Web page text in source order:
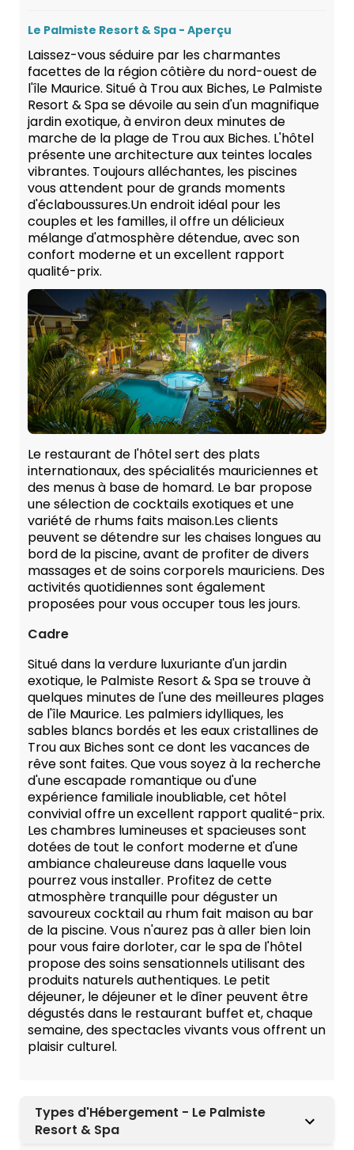
Le Palmiste Resort & Spa - Aperçu
Laissez-vous séduire par les charmantes
facettes de la région côtière du nord-ouest de
l'île Maurice. Situé à Trou aux Biches, Le Palmiste
Resort & Spa se dévoile au sein d'un magnifique
jardin exotique, à environ deux minutes de
marche de la plage de Trou aux Biches. L'hôtel
présente une architecture aux teintes locales
vibrantes. Toujours alléchantes, les piscines
vous attendent pour de grands moments
d'éclaboussures.Un endroit idéal pour les
couples et les familles, il offre un délicieux
mélange d'atmosphère détendue, avec son
confort moderne et un excellent rapport
qualité-prix.
Le restaurant de l'hôtel sert des plats
internationaux, des spécialités mauriciennes et
des menus à base de homard. Le bar propose
une sélection de cocktails exotiques et une
variété de rhums faits maison.Les clients
peuvent se détendre sur les chaises longues au
bord de la piscine, avant de profiter de divers
massages et de soins corporels mauriciens. Des
activités quotidiennes sont également
proposées pour vous occuper tous les jours.
Cadre
Situé dans la verdure luxuriante d'un jardin
exotique, le Palmiste Resort & Spa se trouve à
quelques minutes de l'une des meilleures plages
de l'île Maurice. Les palmiers idylliques, les
sables blancs bordés et les eaux cristallines de
Trou aux Biches sont ce dont les vacances de
rêve sont faites. Que vous soyez à la recherche
d'une escapade romantique ou d'une
expérience familiale inoubliable, cet hôtel
convivial offre un excellent rapport qualité-prix.
Les chambres lumineuses et spacieuses sont
dotées de tout le confort moderne et d'une
ambiance chaleureuse dans laquelle vous
pourrez vous installer. Profitez de cette
atmosphère tranquille pour déguster un
savoureux cocktail au rhum fait maison au bar
de la piscine. Vous n'aurez pas à aller bien loin
pour vous faire dorloter, car le spa de l'hôtel
propose des soins sensationnels utilisant des
produits naturels authentiques. Le petit
déjeuner, le déjeuner et le dîner peuvent être
dégustés dans le restaurant buffet et, chaque
semaine, des spectacles vivants vous offrent un
plaisir culturel.
Types d'Hébergement - Le Palmiste
Resort & Spa